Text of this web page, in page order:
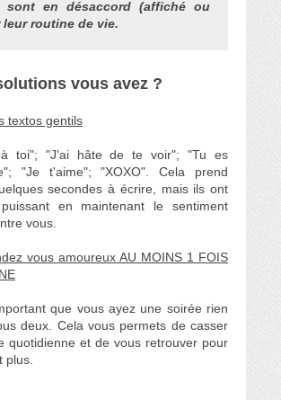
sont en désaccord (affiché ou
leur routine de vie.
vous avez ?
textos gentils
toi"; "J'ai hâte de te voir"; "Tu es
"Je t'aime"; "XOXO". Cela prend
secondes à écrire, mais ils ont
en maintenant le sentiment
vous.
vous amoureux AU MOINS 1 FOIS
que vous ayez une soirée rien
deux. Cela vous permets de casser
quotidienne et de vous retrouver pour
plus.